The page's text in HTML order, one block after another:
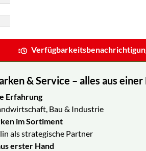
abhängig von der Abnahmemenge
& Service – alles aus einer
Erfahrung
Bau & Industrie
im Sortiment
als strategische Partner
erster Hand